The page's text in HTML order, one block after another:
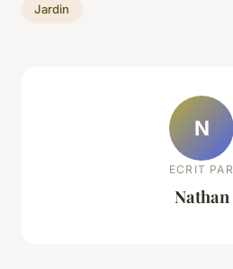
Jardin
N
ECRIT PAR
Nathan